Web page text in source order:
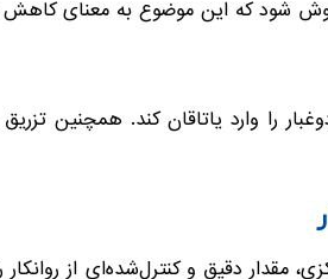
شود که این موضوع به معنای
مقدار دقیق و کنترل‌شده‌ای از